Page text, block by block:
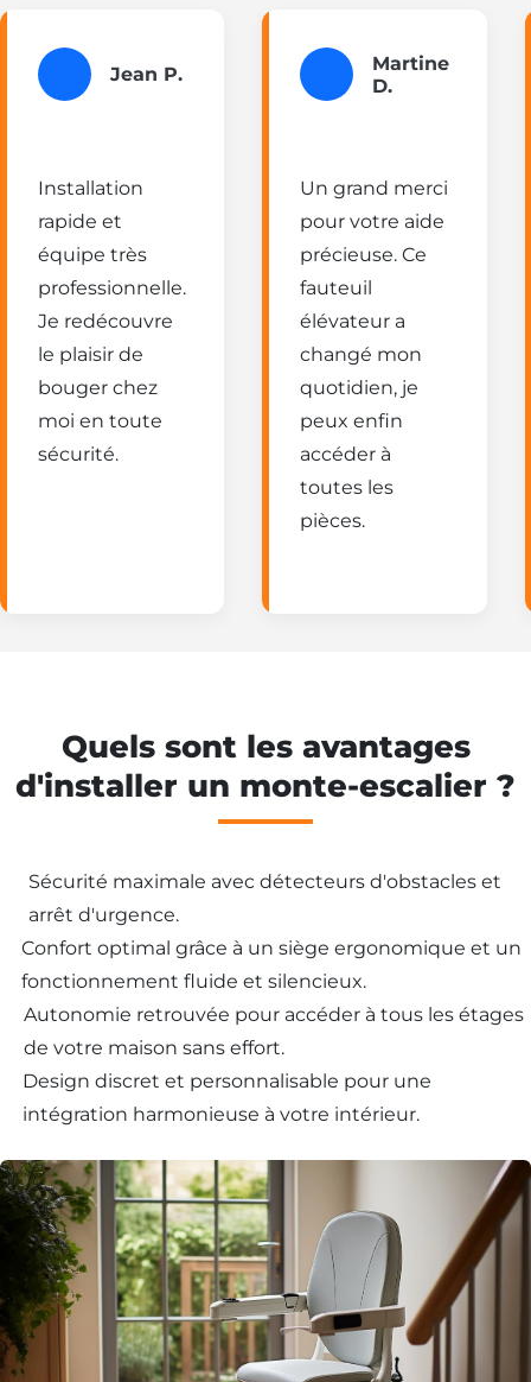
Jean P.
Installation
rapide et
équipe très
professionnelle.
Je redécouvre
le plaisir de
bouger chez
moi en toute
sécurité.
Martine
D.
Un grand merci
pour votre aide
précieuse. Ce
fauteuil
élévateur a
changé mon
quotidien, je
peux enfin
accéder à
toutes les
pièces.
Quels sont les avantages
d'installer un monte-escalier ?
Sécurité maximale avec détecteurs d'obstacles et
arrêt d'urgence.
Confort optimal grâce à un siège ergonomique et un
fonctionnement fluide et silencieux.
Autonomie retrouvée pour accéder à tous les étages
de votre maison sans effort.
Design discret et personnalisable pour une
intégration harmonieuse à votre intérieur.